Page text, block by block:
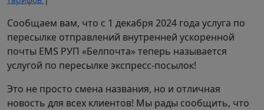
Сообщаем вам, что с 1 декабря 2024 года услуга по
пересылке отправлений внутренней ускоренной
почты EMS РУП «Белпочта» теперь называется
услугой по пересылке экспресс-посылок!
Это не просто смена названия, но и отличная
новость для всех клиентов! Мы рады сообщить, что